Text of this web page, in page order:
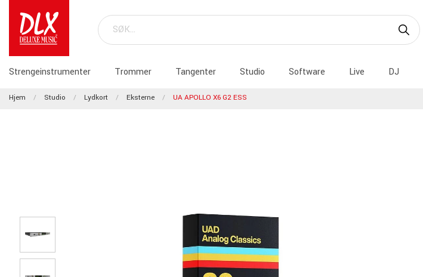
Strengeinstrumenter Trommer Tangenter Studio Software Live DJ
Hjem Studio Lydkort Eksterne UA APOLLO X6 G2 ESS